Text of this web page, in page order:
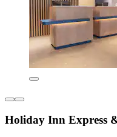
Holiday Inn Express